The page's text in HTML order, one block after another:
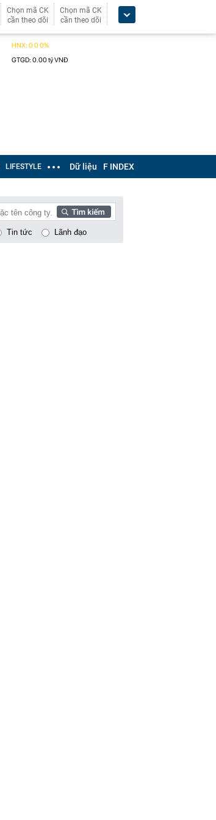
Chọn mã CK
cần theo dõi
Chọn mã CK
cần theo dõi
LIFESTYLE Dữ liệu F INDEX
Tin tức Lãnh đạo